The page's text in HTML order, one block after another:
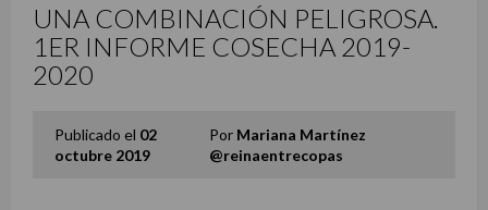
UNA COMBINACIÓN PELIGROSA.
1ER INFORME COSECHA 2019-
2020
Publicado el 02
octubre 2019
Por Mariana Martínez
@reinaentrecopas